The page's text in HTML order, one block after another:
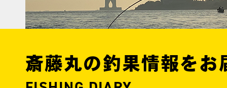
斎藤丸の釣果情報をお